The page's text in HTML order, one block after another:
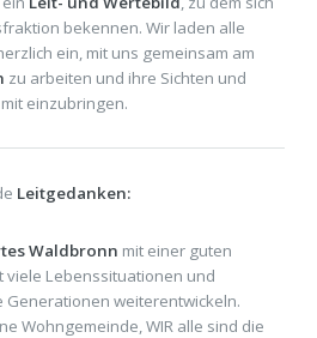
bekennen. Wir laden alle
ein, mit uns gemeinsam am
zu arbeiten und ihre Sichten und
einzubringen.
Leitgedanken:
Waldbronn mit einer guten
Lebenssituationen und
weiterentwickeln.
Wohngemeinde, WIR alle sind die